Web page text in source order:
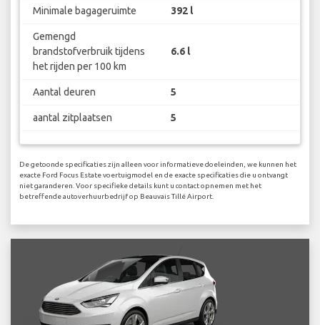
Minimale bagageruimte 392 l
Gemengd
brandstofverbruik tijdens
het rijden per 100 km
6.6 l
Aantal deuren 5
aantal zitplaatsen 5
De getoonde specificaties zijn alleen voor informatieve doeleinden, we kunnen het
exacte Ford Focus Estate voertuigmodel en de exacte specificaties die u ontvangt
niet garanderen. Voor specifieke details kunt u contact opnemen met het
betreffende autoverhuurbedrijf op Beauvais Tillé Airport.